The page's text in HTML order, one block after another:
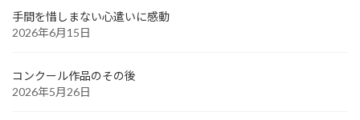
手間を惜しまない心遣いに感動
2026年6月15日
コンクール作品のその後
2026年5月26日